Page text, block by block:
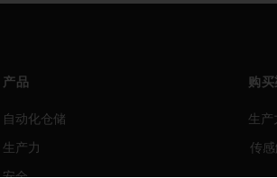
产品
自动化仓储
生产力
购
生产
传